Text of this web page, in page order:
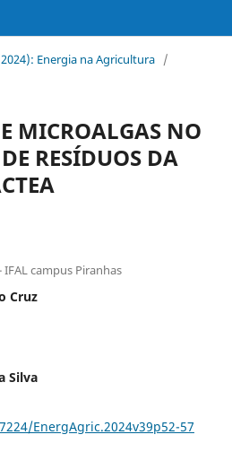
Energia na Agricultura /
MICROALGAS NO
RESÍDUOS DA
campus Piranhas
Cruz
Silva
EnergAgric.2024v39p52-57